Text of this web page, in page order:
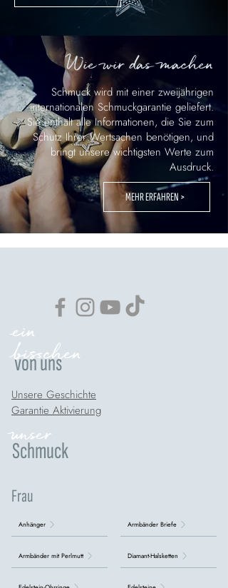
Wie wir das machen
Schmuck wird mit einer zweijährigen
internationalen Schmuckgarantie geliefert.
Sie enthält alle Informationen, die Sie zum
Schutz Ihrer Wertsachen benötigen, und
bringt unsere wichtigsten Werte zum
Ausdruck.
MEHR ERFAHREN >
von uns
ein
bisschen
Unsere Geschichte
Garantie Aktivierung
unser
Schmuck
Frau
Anhänger
Armbänder mit Perlmutt
Armbänder Briefe
Diamant-Halsketten